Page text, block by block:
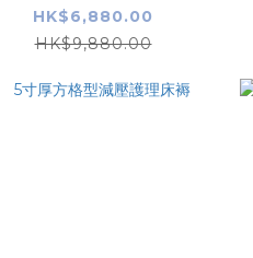
瘡，減輕照顧者體力操
作
HK$6,880.00
HK$9,880.00